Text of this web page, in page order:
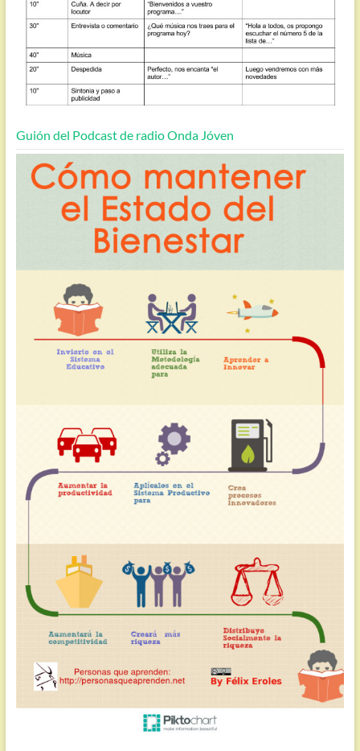
Guión del Podcast de radio Onda Jóven